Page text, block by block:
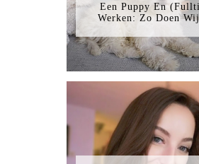
Een Puppy En
Werken: Zo Doen